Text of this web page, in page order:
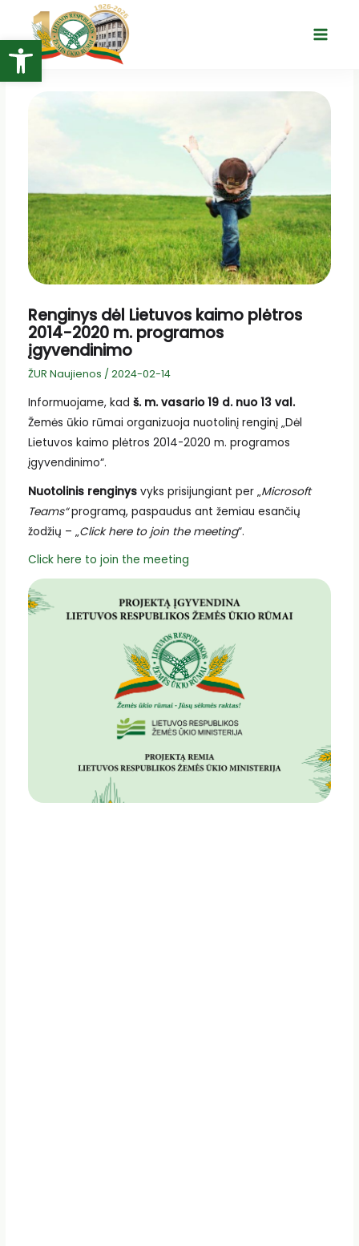
Open toolbar
turinio
Main
Renginys dėl Lietuvos kaimo plėtros
2014-2020 m. programos
įgyvendinimo
ŽUR Naujienos / 2024-02-14
Informuojame, kad š. m. vasario19d. nuo13 val.
Žemės ūkio rūmai organizuoja nuotolinį renginį „Dėl
Lietuvos kaimo plėtros 2014-2020 m. programos
įgyvendinimo“.
Nuotolinis renginysvyks prisijungiant per „Microsoft
Teams“programą, paspaudus ant žemiau esančių
žodžių – „Click here to join the meeting“.
Click here to join the meeting